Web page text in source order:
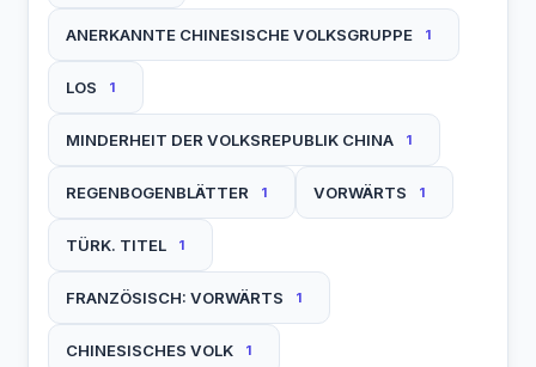
ANERKANNTE CHINESISCHE VOLKSGRUPPE 1
LOS 1
MINDERHEIT DER VOLKSREPUBLIK CHINA 1
REGENBOGENBLÄTTER 1 VORWÄRTS 1
TÜRK. TITEL 1
FRANZÖSISCH: VORWÄRTS 1
CHINESISCHES VOLK 1